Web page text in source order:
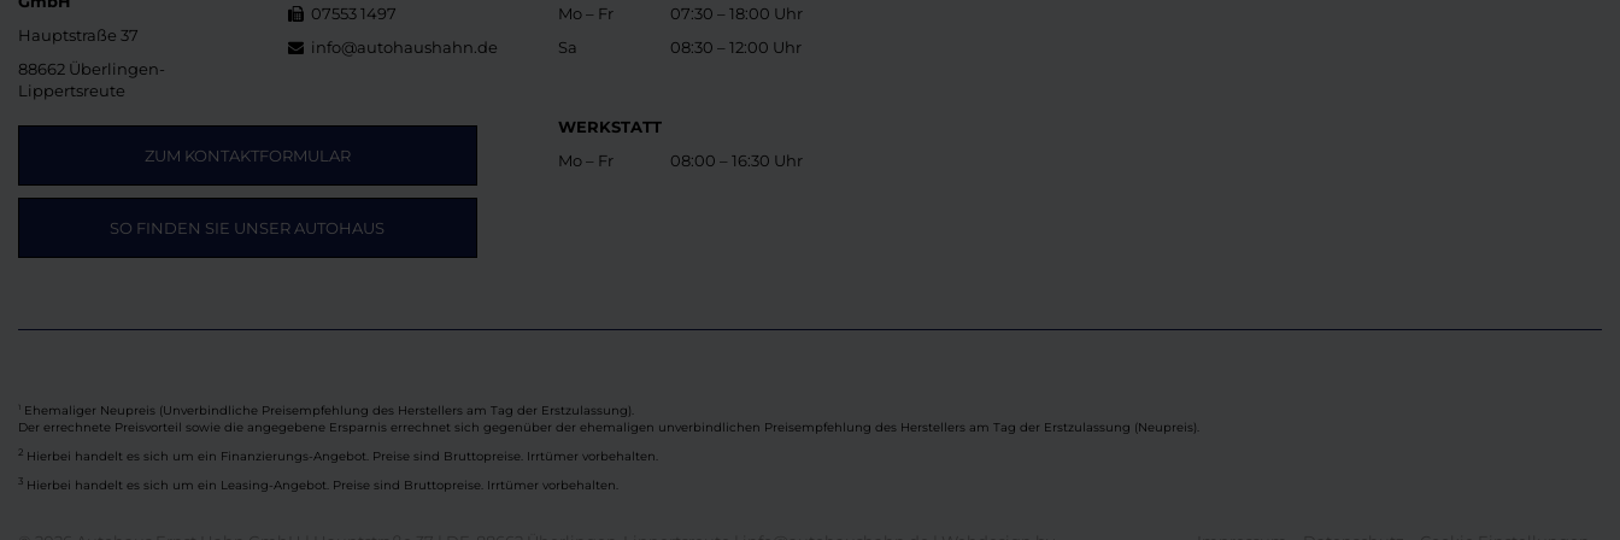
Hauptstraße 37
88662 Überlingen-
Lippertsreute
07553 1497
info@autohaushahn.de
ZUM KONTAKTFORMULAR
SO FINDEN SIE UNSER AUTOHAUS
Mo – Fr
Sa
07:30 – 18:00 Uhr
08:30 – 12:00 Uhr
WERKSTATT
Mo – Fr
08:00 – 16:30 Uhr
Ehemaliger Neupreis (Unverbindliche Preisempfehlung des Herstellers am Tag der Erstzulassung).
Der errechnete Preisvorteil sowie die angegebene Ersparnis errechnet sich gegenüber der ehemaligen unverbindlichen Preisempfehlung des Herstellers am Tag der Erstzulassung (Neupreis).
2 Hierbei handelt es sich um ein Finanzierungs-Angebot. Preise sind Bruttopreise. Irrtümer vorbehalten.
3 Hierbei handelt es sich um ein Leasing-Angebot. Preise sind Bruttopreise. Irrtümer vorbehalten.